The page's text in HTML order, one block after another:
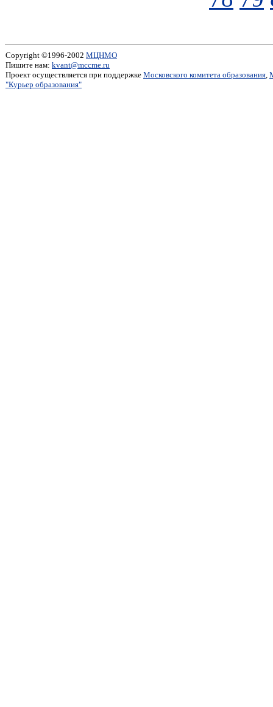
Copyright ©1996-2002 МЦНМО
Пишите нам: kvant@mccme.ru
Проект осуществляется при поддержке Московского комитета образования,
"Курьер образования"